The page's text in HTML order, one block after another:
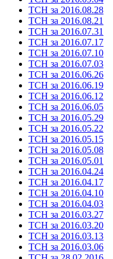
ТСН за 2016.08.28
ТСН за 2016.08.21
ТСН за 2016.07.31
ТСН за 2016.07.17
ТСН за 2016.07.10
ТСН за 2016.07.03
ТСН за 2016.06.26
ТСН за 2016.06.19
ТСН за 2016.06.12
ТСН за 2016.06.05
ТСН за 2016.05.29
ТСН за 2016.05.22
ТСН за 2016.05.15
ТСН за 2016.05.08
ТСН за 2016.05.01
ТСН за 2016.04.24
ТСН за 2016.04.17
ТСН за 2016.04.10
ТСН за 2016.04.03
ТСН за 2016.03.27
ТСН за 2016.03.20
ТСН за 2016.03.13
ТСН за 2016.03.06